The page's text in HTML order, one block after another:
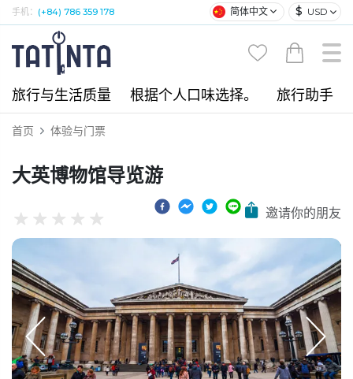
手机： (+84) 786 359 178 简体中文 $ USD
旅行与生活质量 根据个人口味选择。 旅行助手
首页 体验与门票
大英博物馆导览游
邀请你的朋友